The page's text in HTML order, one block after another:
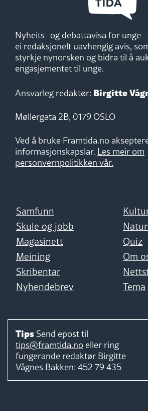
Nyheits- og debattavisa for unge
ei redaksjonelt uavhengig avis,
styrkje nynorsken og bidra til å
engasjementet til unge.
Ansvarleg redaktør: Birgitte
Møllergata 2B, 0179 OSLO
Ved å bruke Framtida.no
informasjonskapslar. Les meir om
personvernpolitikken vår.
Samfunn
Skule og jobb
Magasinett
Quiz
Meining
Om
Skribentar
Nyhendebrev
Tema
Tips Send epost til
tips@framtida.no eller ring
fungerande redaktør Birgitte
Vågnes Bakken: 452 79 435